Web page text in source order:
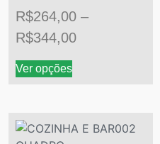
R$264,00 –
R$344,00
Ver opções